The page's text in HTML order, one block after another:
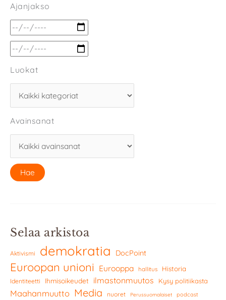
Ajanjakso
Luokat
Avainsanat
Selaa arkistoa
Aktivismi demokratia DocPoint
Euroopan unioni Eurooppa hallitus Historia
Identiteetti Ihmisoikeudet ilmastonmuutos Kysy politiikasta
Maahanmuutto Media nuoret Perussuomalaiset podcast